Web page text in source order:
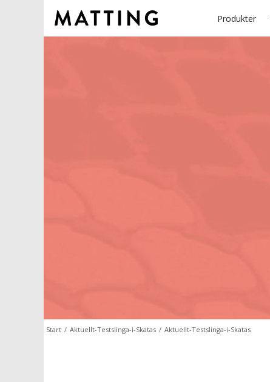
Produkter
Start / Aktuellt-Testslinga-i-Skatas / Aktuellt-Testslinga-i-Skatas